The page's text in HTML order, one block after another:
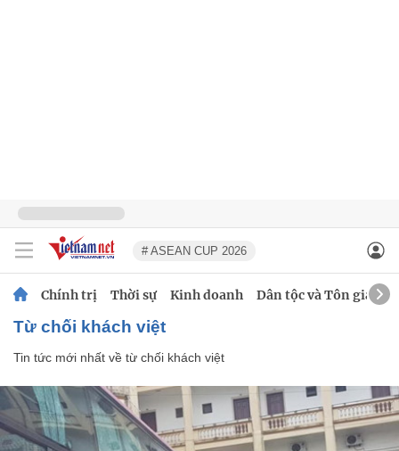
# ASEAN CUP 2026
Chính trị Thời sự Kinh doanh Dân tộc và Tôn giáo
từ chối khách việt
Tin tức mới nhất về từ chối khách việt